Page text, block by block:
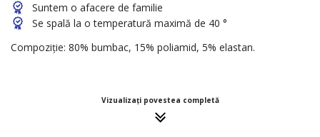
Suntem o afacere de familie
Se spală la o temperatură maximă de 40 °
Compoziție: 80% bumbac, 15% poliamid, 5% elastan.
Vizualizați povestea completă